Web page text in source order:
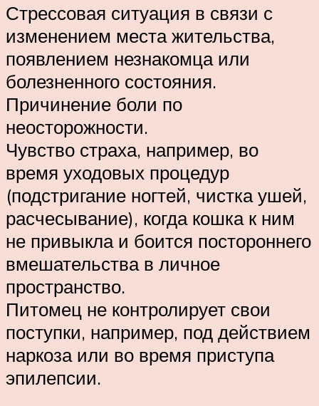
Стрессовая ситуация в связи с
изменением места жительства,
появлением незнакомца или
болезненного состояния.
Причинение боли по
неосторожности.
Чувство страха, например, во
время уходовых процедур
(подстригание ногтей, чистка ушей,
расчесывание), когда кошка к ним
не привыкла и боится постороннего
вмешательства в личное
пространство.
Питомец не контролирует свои
поступки, например, под действием
наркоза или во время приступа
эпилепсии.